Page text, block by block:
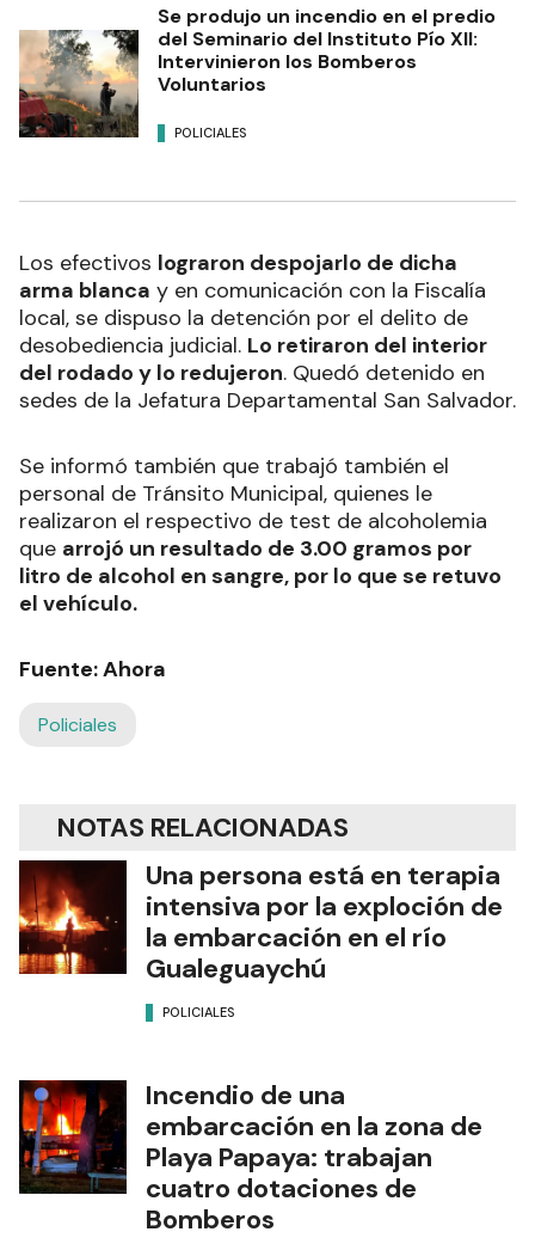
Se produjo un incendio en el predio
del Seminario del Instituto Pío XII:
Intervinieron los Bomberos
Voluntarios
POLICIALES
Los efectivos lograron despojarlo de dicha
arma blanca y en comunicación con la Fiscalía
local, se dispuso la detención por el delito de
desobediencia judicial. Lo retiraron del interior
del rodado y lo redujeron. Quedó detenido en
sedes de la Jefatura Departamental San Salvador.
Se informó también que trabajó también el
personal de Tránsito Municipal, quienes le
realizaron el respectivo de test de alcoholemia
que arrojó un resultado de 3.00 gramos por
litro de alcohol en sangre, por lo que se retuvo
el vehículo.
Fuente: Ahora
Policiales
NOTAS RELACIONADAS
Una persona está en terapia
intensiva por la exploción de
la embarcación en el río
Gualeguaychú
POLICIALES
Incendio de una
embarcación en la zona de
Playa Papaya: trabajan
cuatro dotaciones de
Bomberos